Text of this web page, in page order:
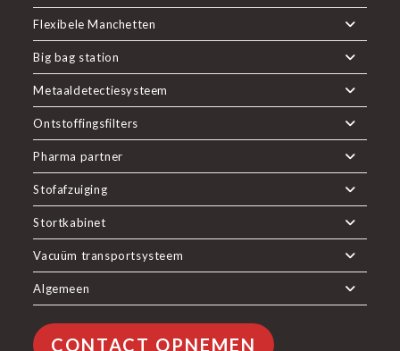
Flexibele Manchetten
Big bag station
Metaaldetectiesysteem
Ontstoffingsfilters
Pharma partner
Stofafzuiging
Stortkabinet
Vacuüm transportsysteem
Algemeen
CONTACT OPNEMEN